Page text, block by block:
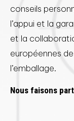
conseils
l’appui et la
et la
européennes
l’emballage.
Nous faisons